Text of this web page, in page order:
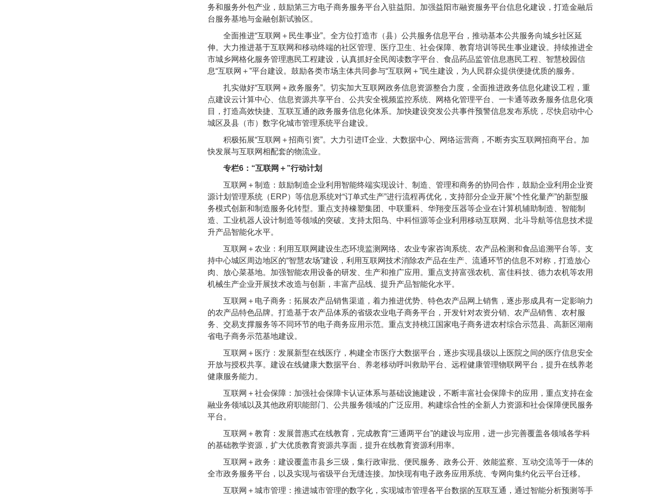
务和服务外包产业，鼓励第三方电子商务服务平台入驻益阳。加强益阳市融资服务平台信息化建设，打造金融后
台服务基地与金融创新试验区。
全面推进“互联网＋民生事业”。全方位打造市（县）公共服务信息平台，推动基本公共服务向城乡社区延
伸。大力推进基于互联网和移动终端的社区管理、医疗卫生、社会保障、教育培训等民生事业建设。持续推进全
市城乡网格化服务管理惠民工程建设，认真抓好全民阅读数字平台、食品药品监管信息惠民工程、智慧校园信
息“互联网＋”平台建设。鼓励各类市场主体共同参与“互联网＋”民生建设，为人民群众提供便捷优质的服务。
扎实做好“互联网＋政务服务”。切实加大互联网政务信息资源整合力度，全面推进政务信息化建设工程，重
点建设云计算中心、信息资源共享平台、公共安全视频监控系统、网格化管理平台、一卡通等政务服务信息化项
目，打造高效快捷、互联互通的政务服务信息化体系。加快建设突发公共事件预警信息发布系统，尽快启动中心
城区及县（市）数字化城市管理系统平台建设。
积极拓展“互联网＋招商引资”。大力引进 IT企业、大数据中心、网络运营商，不断夯实互联网招商平台。加
快发展与互联网相配套的物流业。
专栏6 ：“互联网＋”行动计划
互联网＋制造：鼓励制造企业利用智能终端实现设计、制造、管理和商务的协同合作，鼓励企业利用企业资
源计划管理系统（ ERP）等信息系统对“订单式生产”进行流程再优化，支持部分企业开展“个性化量产”的新型服
务模式创新和制造服务化转型。重点支持橡塑集团、中联重科、华翔变压器等企业在计算机辅助制造、智能制
造、工业机器人设计制造等领域的突破。支持太阳鸟、中科恒源等企业利用移动互联网、北斗导航等信息技术提
升产品智能化水平。
互联网＋农业：利用互联网建设生态环境监测网络、农业专家咨询系统、农产品检测和食品追溯平台等。支
持中心城区周边地区的“智慧农场”建设，利用互联网技术消除农产品在生产、流通环节的信息不对称，打造放心
肉、放心菜基地。加强智能农用设备的研发、生产和推广应用。重点支持富强农机、富佳科技、德力农机等农用
机械生产企业开展技术改造与创新，丰富产品线、提升产品智能化水平。
互联网＋电子商务：拓展农产品销售渠道，着力推进优势、特色农产品网上销售，逐步形成具有一定影响力
的农产品特色品牌。打造基于农产品体系的省级农业电子商务平台，开发针对农资分销、农产品销售、农村服
务、交易支撑服务等不同环节的电子商务应用示范。重点支持桃江国家电子商务进农村综合示范县、高新区湖南
省电子商务示范基地建设。
互联网＋医疗：发展新型在线医疗，构建全市医疗大数据平台，逐步实现县级以上医院之间的医疗信息安全
开放与授权共享。建设在线健康大数据平台、养老移动呼叫救助平台、远程健康管理物联网平台，提升在线养老
健康服务能力。
互联网＋社会保障：加强社会保障卡认证体系与基础设施建设，不断丰富社会保障卡的应用，重点支持在金
融业务领域以及其他政府职能部门、公共服务领域的广泛应用。构建综合性的全新人力资源和社会保障便民服务
平台。
互联网＋教育：发展普惠式在线教育，完成教育“三通两平台”的建设与应用，进一步完善覆盖各领域各学科
的基础教学资源，扩大优质教育资源共享面，提升在线教育资源利用率。
互联网＋政务：建设覆盖市县乡三级，集行政审批、便民服务、政务公开、效能监察、互动交流等于一体的
全市政务服务平台，以及实现与省级平台无缝连接。加快现有电子政务应用系统、专网向集约化云平台迁移。
互联网＋城市管理：推进城市管理的数字化，实现城市管理各平台数据的互联互通，通过智能分析预测等手